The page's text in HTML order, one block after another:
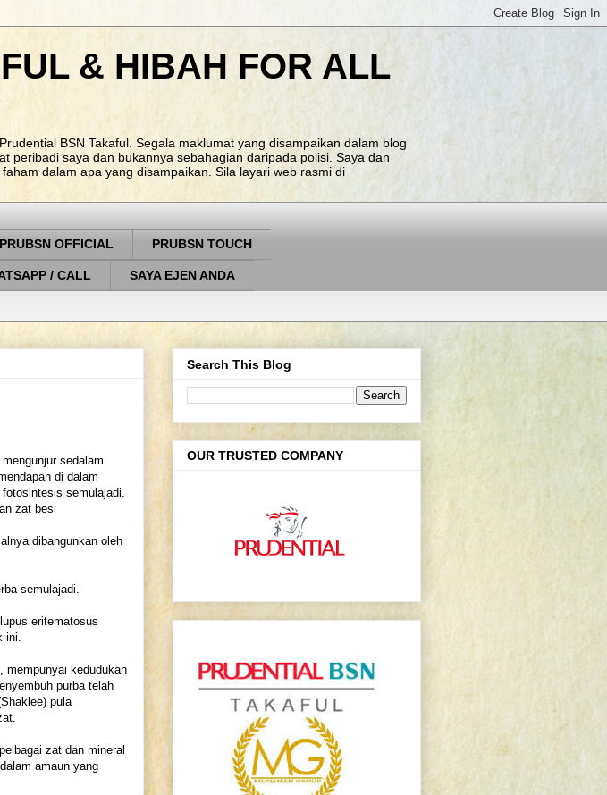
& HIBAH FOR ALL
BSN Takaful. Segala maklumat yang disampaikan dalam blog
peribadi saya dan bukannya sebahagian daripada polisi. Saya dan
dalam apa yang disampaikan. Sila layari web rasmi di
PRUBSN OFFICIAL PRUBSN TOUCH
/ CALL SAYA EJEN ANDA
sedalam
di dalam
semulajadi.
zat besi
dibangunkan oleh
semulajadi.
eritematosus
ini.
mempunyai kedudukan
purba telah
pula
zat dan mineral
amaun yang
Search This Blog
OUR TRUSTED COMPANY